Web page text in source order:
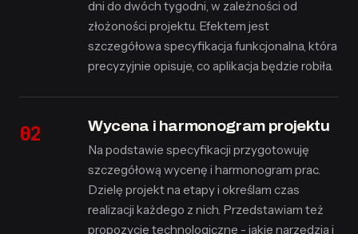
dni do dwóch tygodni, w zależności od
złożoności projektu. Efektem jest
szczegółowa specyfikacja funkcjonalna, która
precyzyjnie opisuje, co aplikacja będzie robiła.
Wycena i harmonogram projektu
Na podstawie specyfikacji przygotowuję
szczegółową wycenę i harmonogram prac.
Dzielę projekt na etapy i określam czas
realizacji każdego z nich. Przedstawiam też
propozycje technologiczne - jakie narzędzia i